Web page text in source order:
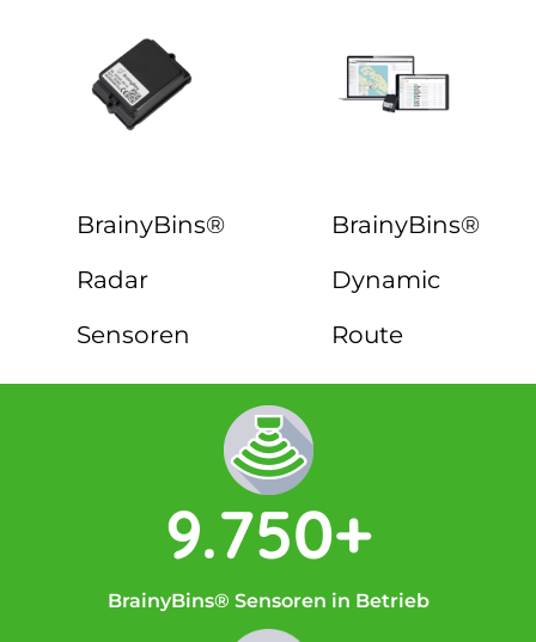
BrainyBins®
Radar
Sensoren
BrainyBins®
Dynamic
Route
9.750+
BrainyBins® Sensoren in Betrieb